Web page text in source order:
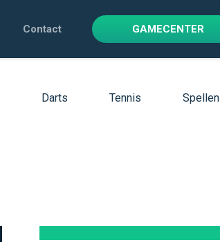
Contact GAMECENTER
Darts Tennis Spellen